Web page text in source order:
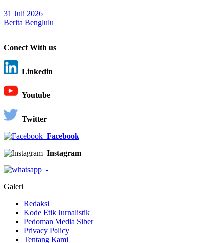
31 Juli 2026
Berita Benglulu
Conect With us
Linkedin
Youtube
Twitter
Facebook
Instagram
-
Galeri
Redaksi
Kode Etik Jurnalistik
Pedoman Media Siber
Privacy Policy
Tentang Kami